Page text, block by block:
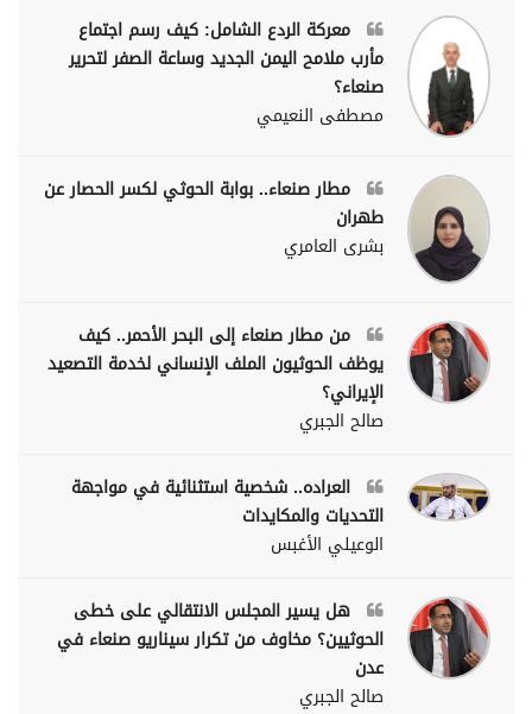
معركة الردع الشامل: كيف رسم اجتماع
مأرب ملامح اليمن الجديد وساعة الصفر لتحرير
صنعاء؟
مصطفى النعيمي
مطار صنعاء.. بوابة الحوثي لكسر الحصار عن
طهران
بشرى العامري
من مطار صنعاء إلى البحر الأحمر.. كيف
يوظف الحوثيون الملف الإنساني لخدمة التصعيد
الإيراني؟
صالح الجبري
العراده.. شخصية استثنائية في مواجهة
التحديات والمكايدات
الوعيلي الأغبس
هل يسير المجلس الانتقالي على خطى
الحوثيين؟ مخاوف من تكرار سيناريو صنعاء في
عدن
صالح الجبري